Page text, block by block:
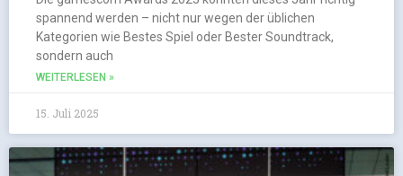
spannend werden – nicht nur wegen der üblichen
Kategorien wie Bestes Spiel oder Bester Soundtrack,
sondern auch
WEITERLESEN »
15. Juli 2025